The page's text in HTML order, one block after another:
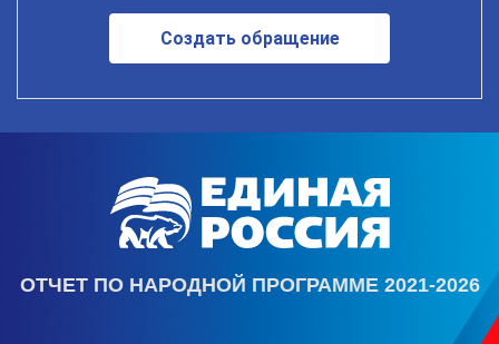
Создать обращение
ОТЧЕТ ПО НАРОДНОЙ ПРОГРАММЕ 2021-2026